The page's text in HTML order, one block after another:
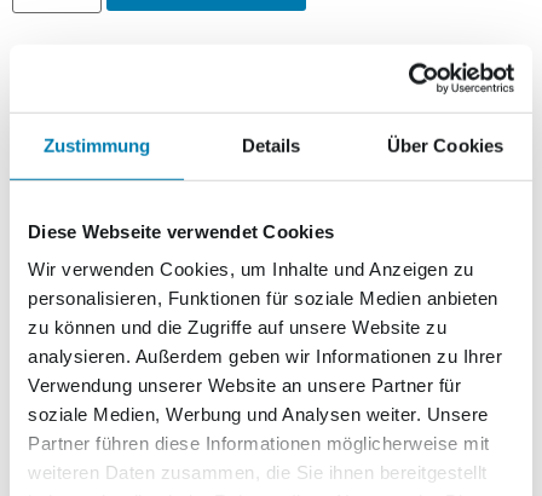
Zustimmung Details Über Cookies
Diese Webseite verwendet Cookies
Wir verwenden Cookies, um Inhalte und Anzeigen zu
personalisieren, Funktionen für soziale Medien anbieten
zu können und die Zugriffe auf unsere Website zu
analysieren. Außerdem geben wir Informationen zu Ihrer
Verwendung unserer Website an unsere Partner für
soziale Medien, Werbung und Analysen weiter. Unsere
Partner führen diese Informationen möglicherweise mit
weiteren Daten zusammen, die Sie ihnen bereitgestellt
Beschreibung
jährigen Jubiläums des Mauerfalls eine
Sonderbriefmarke heraus. Der Ersttagsbrief zeigt
jubelnde Menschen auf der ehemaligen Mauer vor dem
Brandenburger Tor. Die selbstklebende
Sonderbriefmarke (0,51 €) ist einzeln oder
zusammengefasst in nummerierten 10er-Bögen
erhältlich. Der dazugehörige Ersttagsbrief (2,90 €)
erscheint in einer limitierten Auflage von 800 Stück.